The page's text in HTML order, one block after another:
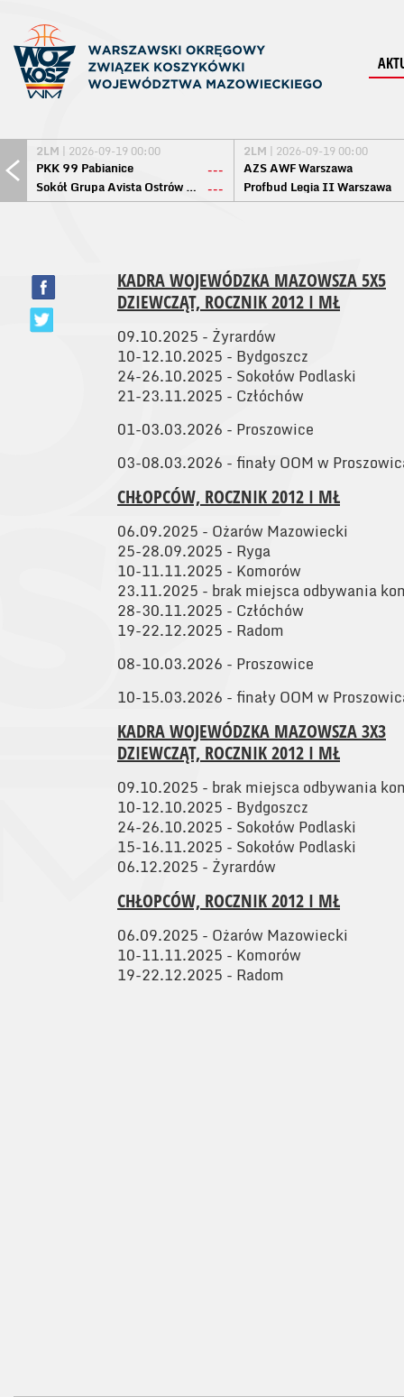
2LM | 2026-09-19 00:00
PKK 99 Pabianice
---
Sokół Grupa Avista Ostrów Maz. ---
2LM | 2026-09-19 00:00
AZS AWF Warszawa
Profbud Legia II Warszawa
KADRA WOJEWÓDZKA MAZOWSZA 5X5
DZIEWCZĄT, ROCZNIK 2012 I MŁ
09.10.2025 - Żyrardów
10-12.10.2025 - Bydgoszcz
24-26.10.2025 - Sokołów Podlaski
21-23.11.2025 - Człóchów
01-03.03.2026 - Proszowice
03-08.03.2026 - finały OOM w
CHŁOPCÓW, ROCZNIK 2012 I MŁ
06.09.2025 - Ożarów Mazowiecki
25-28.09.2025 - Ryga
10-11.11.2025 - Komorów
23.11.2025 - brak miejsca odbywania
28-30.11.2025 - Człóchów
19-22.12.2025 - Radom
08-10.03.2026 - Proszowice
10-15.03.2026 - finały OOM w
KADRA WOJEWÓDZKA MAZOWSZA 3X3
DZIEWCZĄT, ROCZNIK 2012 I MŁ
09.10.2025 - brak miejsca odbywania
10-12.10.2025 - Bydgoszcz
24-26.10.2025 - Sokołów Podlaski
15-16.11.2025 - Sokołów Podlaski
06.12.2025 - Żyrardów
CHŁOPCÓW, ROCZNIK 2012 I MŁ
06.09.2025 - Ożarów Mazowiecki
10-11.11.2025 - Komorów
19-22.12.2025 - Radom